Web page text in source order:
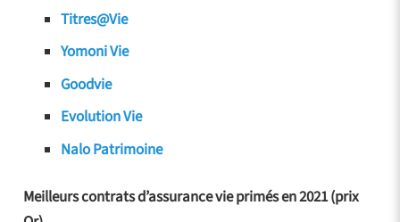
Titres@Vie
Yomoni Vie
Goodvie
Evolution Vie
Nalo Patrimoine
Meilleurs contrats d’assurance vie primés en 2021 (prix